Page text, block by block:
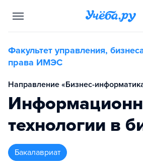
Факультет управления,
права ИМЭС
Направление «Бизнес-
технологии в
бакалавриат